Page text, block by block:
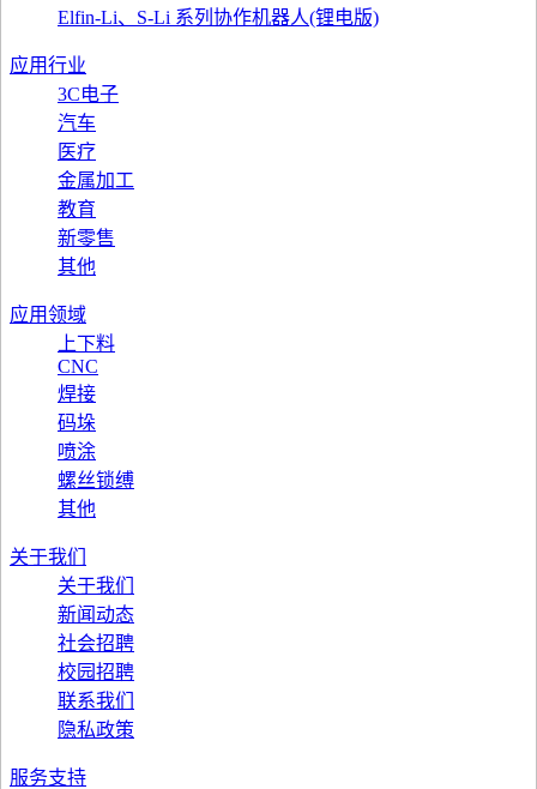
Elfin-Li、S-Li 系列协作机器人(锂电版)
应用行业
3C电子
汽车
医疗
金属加工
教育
新零售
其他
应用领域
上下料
CNC
焊接
码垛
喷涂
螺丝锁缚
其他
关于我们
关于我们
新闻动态
社会招聘
校园招聘
联系我们
隐私政策
服务支持